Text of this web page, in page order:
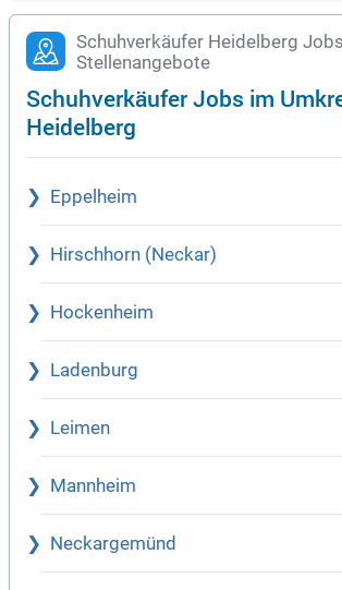
Schuhverkäufer Heidelberg
Stellenangebote
Schuhverkäufer Jobs im
Heidelberg
Eppelheim
Hirschhorn (Neckar)
Hockenheim
Ladenburg
Leimen
Mannheim
Neckargemünd